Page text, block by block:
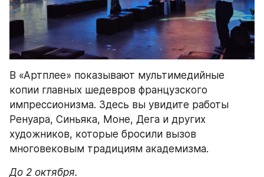
В «Артплее» показывают мультимедийные
копии главных шедевров французского
импрессионизма. Здесь вы увидите работы
Ренуара, Синьяка, Моне, Дега и других
художников, которые бросили вызов
многовековым традициям академизма.
До 2 октября.